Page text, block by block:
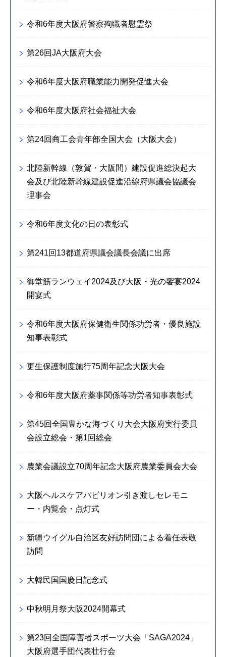
令和6年度大阪府警察殉職者慰霊祭
第26回JA大阪府大会
令和6年度大阪府職業能力開発促進大会
令和6年度大阪府社会福祉大会
第24回商工会青年部全国大会（大阪大会）
北陸新幹線（敦賀・大阪間）建設促進総決起大
会及び北陸新幹線建設促進沿線府県議会協議会
理事会
令和6年度文化の日の表彰式
第241回13都道府県議会議長会議に出席
御堂筋ランウェイ2024及び大阪・光の饗宴2024
開宴式
令和6年度大阪府保健衛生関係功労者・優良施設
知事表彰式
更生保護制度施行75周年記念大阪大会
令和6年度大阪府薬事関係等功労者知事表彰式
第45回全国豊かな海づくり大会大阪府実行委員
会設立総会・第1回総会
農業会議設立70周年記念大阪府農業委員会大会
大阪ヘルスケアパビリオン引き渡しセレモニ
ー・内覧会・点灯式
新疆ウイグル自治区友好訪問団による着任表敬
訪問
大韓民国国慶日記念式
中秋明月祭大阪2024開幕式
第23回全国障害者スポーツ大会「SAGA2024」
大阪府選手団代表壮行会